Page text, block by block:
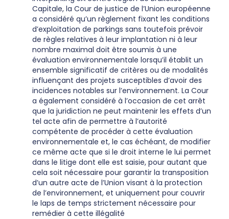
Capitale, la Cour de justice de l’Union européenne
a considéré qu’un règlement fixant les conditions
d’exploitation de parkings sans toutefois prévoir
de règles relatives à leur implantation ni à leur
nombre maximal doit être soumis à une
évaluation environnementale lorsqu’il établit un
ensemble significatif de critères ou de modalités
influençant des projets susceptibles d’avoir des
incidences notables sur l’environnement. La Cour
a également considéré à l’occasion de cet arrêt
que la juridiction ne peut maintenir les effets d’un
tel acte afin de permettre à l’autorité
compétente de procéder à cette évaluation
environnementale et, le cas échéant, de modifier
ce même acte que si le droit interne le lui permet
dans le litige dont elle est saisie, pour autant que
cela soit nécessaire pour garantir la transposition
d’un autre acte de l’Union visant à la protection
de l’environnement, et uniquement pour couvrir
le laps de temps strictement nécessaire pour
remédier à cette illégalité